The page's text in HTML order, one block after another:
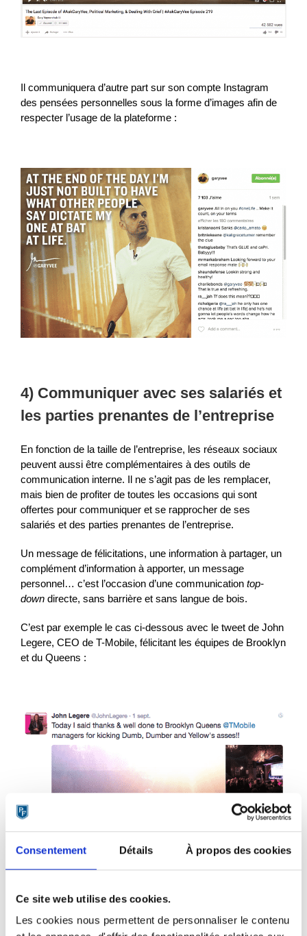
Consentement Détails À propos des cookies
Ce site web utilise des cookies.
Les cookies nous permettent de personnaliser le contenu
Il communiquera d’autre part sur son compte Instagram
des pensées personnelles sous la forme d’images afin de
respecter l’usage de la plateforme :
4) Communiquer avec ses salariés et
les parties prenantes de l’entreprise
En fonction de la taille de l’entreprise, les réseaux sociaux
peuvent aussi être complémentaires à des outils de
communication interne. Il ne s’agit pas de les remplacer,
mais bien de profiter de toutes les occasions qui sont
offertes pour communiquer et se rapprocher de ses
salariés et des parties prenantes de l’entreprise.
Un message de félicitations, une information à partager, un
complément d’information à apporter, un message
personnel… c’est l’occasion d’une communication top-
down directe, sans barrière et sans langue de bois.
C’est par exemple le cas ci-dessous avec le tweet de John
Legere, CEO de T-Mobile, félicitant les équipes de Brooklyn
et du Queens :